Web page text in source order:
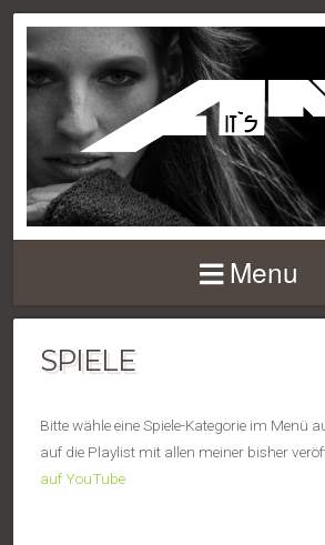
Menu
SPIELE
Bitte wähle eine Spiele-Kategorie im Menü
auf die Playlist mit allen meiner bisher
auf YouTube